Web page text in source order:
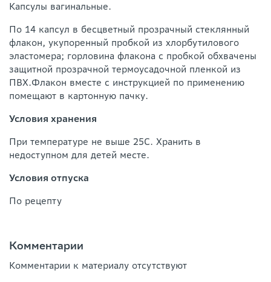
Капсулы вагинальные.
По 14 капсул в бесцветный прозрачный стеклянный
флакон, укупоренный пробкой из хлорбутилового
эластомера; горловина флакона с пробкой обхвачены
защитной прозрачной термоусадочной пленкой из
ПВХ.Флакон вместе с инструкцией по применению
помещают в картонную пачку.
Условия хранения
При температуре не выше 25С. Хранить в
недоступном для детей месте.
Условия отпуска
По рецепту
Комментарии
Комментарии к материалу отсутствуют